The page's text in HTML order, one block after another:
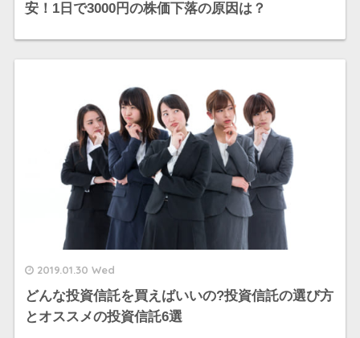
安！1日で3000円の株価下落の原因は？
2019.01.30 Wed
どんな投資信託を買えばいいの?投資信託の選び方
とオススメの投資信託6選